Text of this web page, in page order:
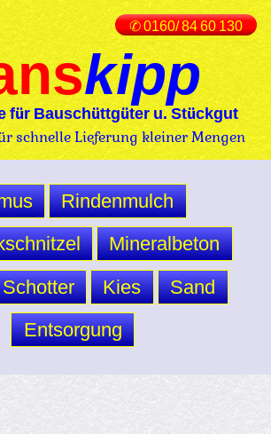
✆ 0160/ 84 60 130
kipp
für Bauschüttgüter u. Stückgut
schnelle Lieferung kleiner Mengen
Rindenmulch
Mineralbeton
Schotter Kies
Sand
Entsorgung